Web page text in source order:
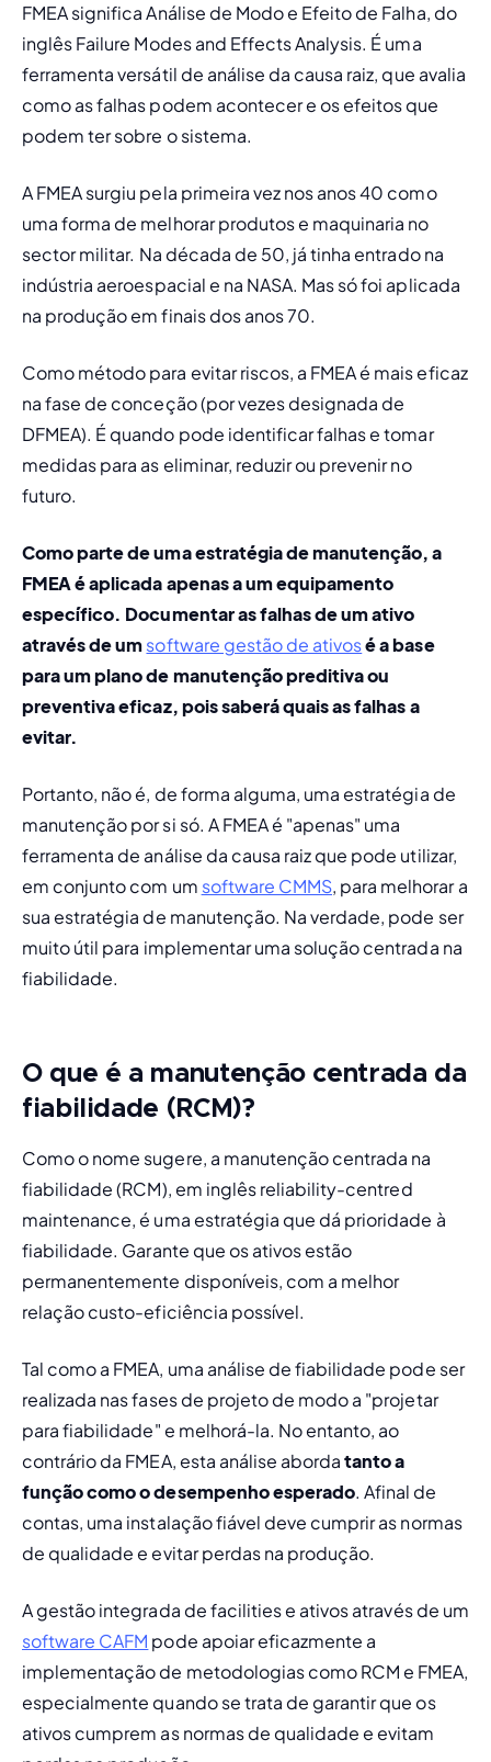
FMEA significa Análise de Modo e Efeito de Falha, do
inglês Failure Modes and Effects Analysis. É uma
ferramenta versátil de análise da causa raiz, que avalia
como as falhas podem acontecer e os efeitos que
podem ter sobre o sistema.
A FMEA surgiu pela primeira vez nos anos 40 como
uma forma de melhorar produtos e maquinaria no
sector militar. Na década de 50, já tinha entrado na
indústria aeroespacial e na NASA. Mas só foi aplicada
na produção em finais dos anos 70.
Como método para evitar riscos, a FMEA é mais eficaz
na fase de conceção (por vezes designada de
DFMEA). É quando pode identificar falhas e tomar
medidas para as eliminar, reduzir ou prevenir no
futuro.
Como parte de uma estratégia de manutenção, a
FMEA é aplicada apenas a um equipamento
específico. Documentar as falhas de um ativo
através de um software gestão de ativos é a base
para um plano de manutenção preditiva ou
preventiva eficaz, pois saberá quais as falhas a
evitar.
Portanto, não é, de forma alguma, uma estratégia de
manutenção por si só. A FMEA é "apenas" uma
ferramenta de análise da causa raiz que pode utilizar,
em conjunto com um software CMMS, para melhorar a
sua estratégia de manutenção. Na verdade, pode ser
muito útil para implementar uma solução centrada na
fiabilidade.
O que é a manutenção centrada da
fiabilidade (RCM)?
Como o nome sugere, a manutenção centrada na
fiabilidade (RCM), em inglês reliability-centred
maintenance, é uma estratégia que dá prioridade à
fiabilidade. Garante que os ativos estão
permanentemente disponíveis, com a melhor
relação custo-eficiência possível.
Tal como a FMEA, uma análise de fiabilidade pode ser
realizada nas fases de projeto de modo a "projetar
para fiabilidade" e melhorá-la. No entanto, ao
contrário da FMEA, esta análise aborda tanto a
função como o desempenho esperado. Afinal de
contas, uma instalação fiável deve cumprir as normas
de qualidade e evitar perdas na produção.
software CAFM pode apoiar eficazmente a
implementação de metodologias como RCM e FMEA,
especialmente quando se trata de garantir que os
ativos cumprem as normas de qualidade e evitam